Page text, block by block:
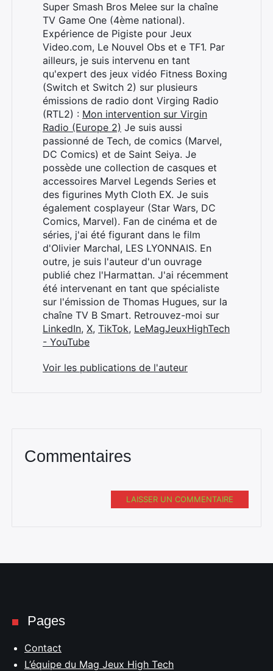
Super Smash Bros Melee sur la chaîne
TV Game One (4ème national).
Expérience de Pigiste pour Jeux
Video.com, Le Nouvel Obs et e TF1. Par
ailleurs, je suis intervenu en tant
qu'expert des jeux vidéo Fitness Boxing
(Switch et Switch 2) sur plusieurs
émissions de radio dont Virging Radio
(RTL2) : Mon intervention sur Virgin
Radio (Europe 2) Je suis aussi
passionné de Tech, de comics (Marvel,
DC Comics) et de Saint Seiya. Je
possède une collection de casques et
accessoires Marvel Legends Series et
des figurines Myth Cloth EX. Je suis
également cosplayeur (Star Wars, DC
Comics, Marvel). Fan de cinéma et de
séries, j'ai été figurant dans le film
d'Olivier Marchal, LES LYONNAIS. En
outre, je suis l'auteur d'un ouvrage
publié chez l'Harmattan. J'ai récemment
été intervenant en tant que spécialiste
sur l'émission de Thomas Hugues, sur la
chaîne TV B Smart. Retrouvez-moi sur
LinkedIn, X, TikTok, LeMagJeuxHighTech
- YouTube
Voir les publications de l'auteur
Commentaires
LAISSER UN COMMENTAIRE
Pages
Contact
L’équipe du Mag Jeux High Tech
Rechercher
: